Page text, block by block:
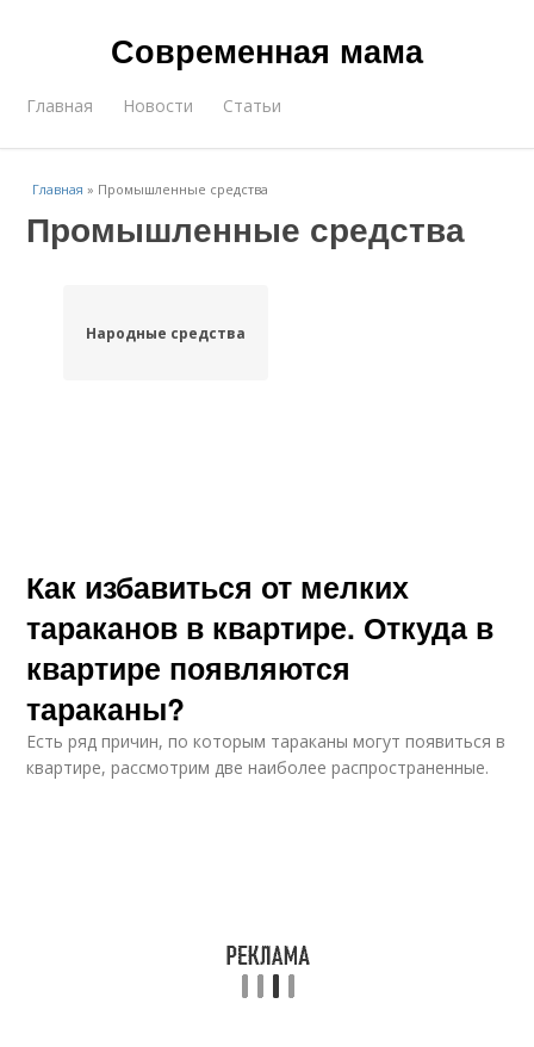
Современная мама
Главная Новости Статьи
Главная » Промышленные средства
Промышленные средства
Народные средства
Как избавиться от мелких
тараканов в квартире. Откуда в
квартире появляются
тараканы?
Есть ряд причин, по которым тараканы могут появиться в
квартире, рассмотрим две наиболее распространенные.